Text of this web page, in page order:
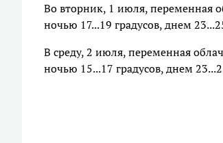
Во вторник, 1 июля, переменная
ночью 17...19 градусов, днем
В среду, 2 июля, переменная
ночью 15...17 градусов, днем